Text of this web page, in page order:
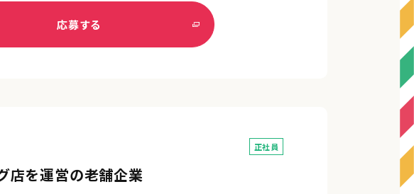
応募する
正社員
を運営の老舗企業